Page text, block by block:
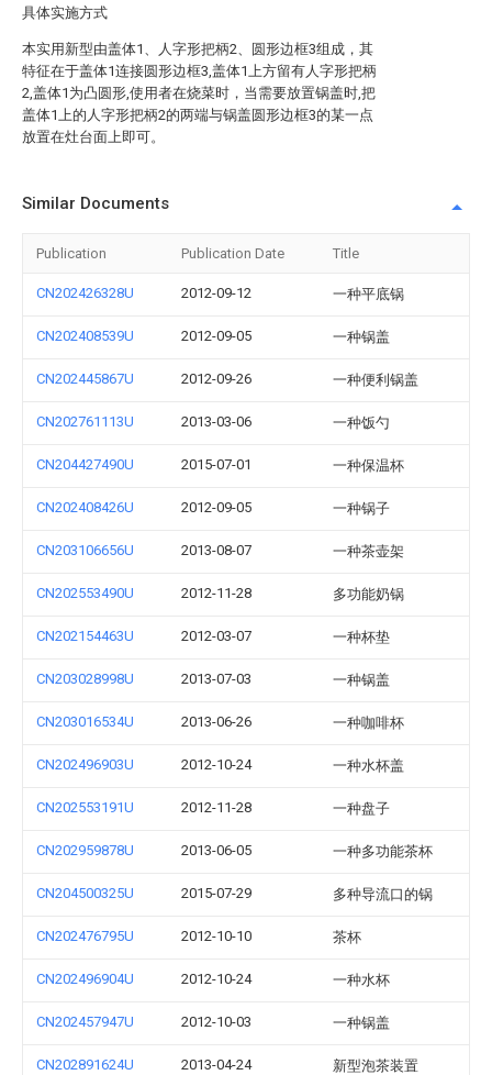
具体实施方式
本实用新型由盖体1、人字形把柄2、圆形边框3组成，其
特征在于盖体1连接圆形边框3,盖体1上方留有人字形把柄
2,盖体1为凸圆形,使用者在烧菜时，当需要放置锅盖时,把
盖体1上的人字形把柄2的两端与锅盖圆形边框3的某一点
放置在灶台面上即可。
Similar Documents
Publication Publication Date Title
CN202426328U 2012-09-12 一种平底锅
CN202408539U 2012-09-05 一种锅盖
CN202445867U 2012-09-26 一种便利锅盖
CN202761113U 2013-03-06 一种饭勺
CN204427490U 2015-07-01 一种保温杯
CN202408426U 2012-09-05 一种锅子
CN203106656U 2013-08-07 一种茶壶架
CN202553490U 2012-11-28 多功能奶锅
CN202154463U 2012-03-07 一种杯垫
CN203028998U 2013-07-03 一种锅盖
CN203016534U 2013-06-26 一种咖啡杯
CN202496903U 2012-10-24 一种水杯盖
CN202553191U 2012-11-28 一种盘子
CN202959878U 2013-06-05 一种多功能茶杯
CN204500325U 2015-07-29 多种导流口的锅
CN202476795U 2012-10-10 茶杯
CN202496904U 2012-10-24 一种水杯
CN202457947U 2012-10-03 一种锅盖
CN202891624U 2013-04-24 新型泡茶装置